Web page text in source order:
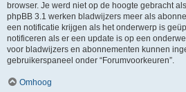
browser. Je werd niet op de hoogte gebracht
phpBB 3.1 werken bladwijzers meer als
een notificatie krijgen als het onderwerp is
notificeren als er een update is op een
voor bladwijzers en abonnementen kunnen
gebruikerspaneel onder “Forumvoorkeuren”.
Omhoog